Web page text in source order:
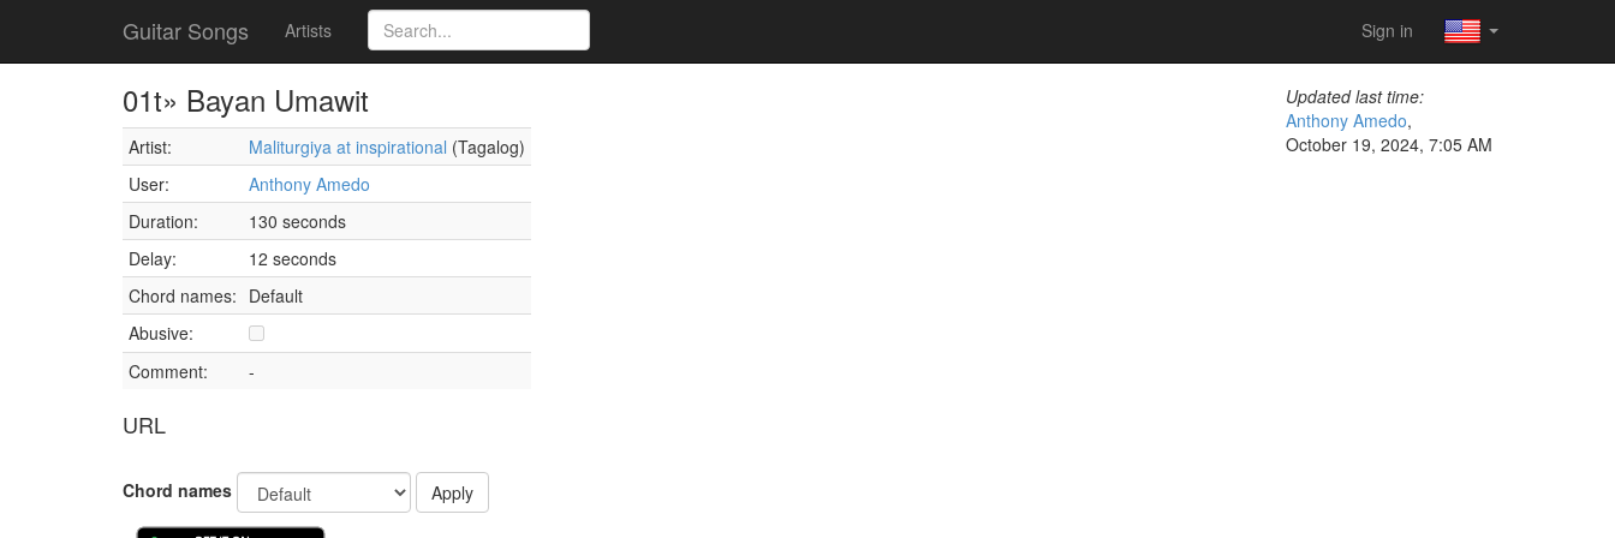
Guitar Songs Artists Sign in
01t» Bayan Umawit
Artist: Maliturgiya at inspirational (Tagalog)
User:
Anthony Amedo
Duration:
130 seconds
Delay:
12 seconds
Chord names: Default
Abusive:
Comment:
-
URL
Updated last time:
Anthony Amedo,
October 19, 2024, 7:05 AM
Chord names Apply